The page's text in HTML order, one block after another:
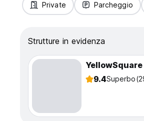
Private Parcheggio
Strutture in evidenza
9.4Superbo